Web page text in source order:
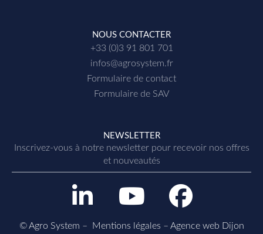
NOUS CONTACTER
+33 (0)3 91 801 701
infos@agrosystem.fr
Formulaire de contact
Formulaire de SAV
NEWSLETTER
Inscrivez-vous à notre newsletter pour recevoir nos offres
et nouveautés
i
Y
o
F
a
© Agro System – Mentions légales – Agence web Dijon